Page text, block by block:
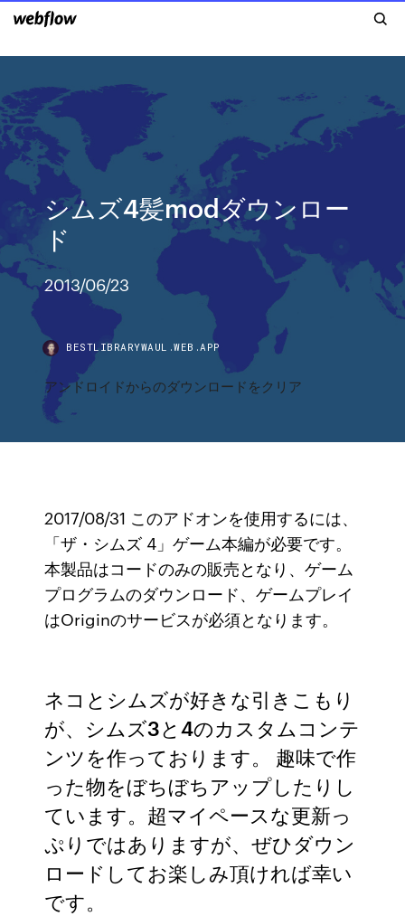
シムズ4髪modダウンロー
ド
2013/06/23
BESTLIBRARYWAUL.WEB.APP
アンドロイドからのダウンロードをクリア
2017/08/31 このアドオンを使用するには、
「ザ・シムズ 4」ゲーム本編が必要です。
本製品はコードのみの販売となり、ゲーム
プログラムのダウンロード、ゲームプレイ
はOriginのサービスが必須となります。
ネコとシムズが好きな引きこもり
が、シムズ3と4のカスタムコンテ
ンツを作っております。 趣味で作
った物をぼちぼちアップしたりし
ています。超マイペースな更新っ
ぷりではありますが、ぜひダウン
ロードしてお楽しみ頂ければ幸い
です。